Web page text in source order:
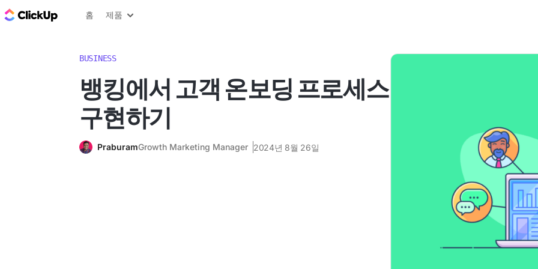
ClickUp 블로그
홈 제품
BUSINESS
뱅킹에서 고객 온보딩 프로세스
구현하기
PraburamGrowth Marketing Manager 2024년 8월 26일